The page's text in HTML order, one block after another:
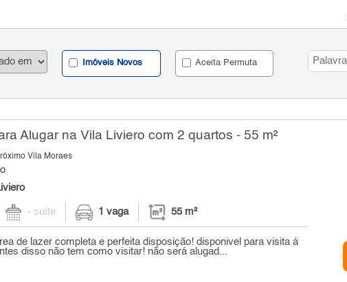
Imóveis Novos Aceita Permuta
Alugar na Vila Liviero com 2 quartos - 55 m²
Vila Moraes
- suíte 1 vaga 55 m²
de lazer completa e perfeita disposição! disponivel para visita á
disso não tem como visitar! não será alugad...